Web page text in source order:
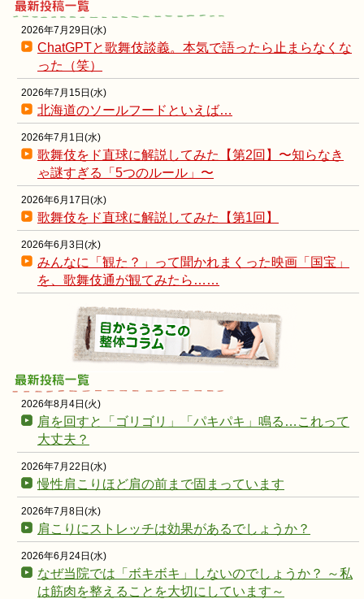
2026年7月29日(水)
ChatGPTと歌舞伎談義。本気で語ったら止まらなくな
った（笑）
2026年7月15日(水)
北海道のソールフードといえば…
2026年7月1日(水)
歌舞伎をド直球に解説してみた【第2回】〜知らなき
ゃ謎すぎる「5つのルール」〜
2026年6月17日(水)
歌舞伎をド直球に解説してみた【第1回】
2026年6月3日(水)
みんなに「観た？」って聞かれまくった映画「国宝」
を、歌舞伎通が観てみたら……
2026年8月4日(火)
肩を回すと「ゴリゴリ」「パキパキ」鳴る…これって
大丈夫？
2026年7月22日(水)
慢性肩こりほど肩の前まで固まっています
2026年7月8日(水)
肩こりにストレッチは効果があるでしょうか？
2026年6月24日(水)
なぜ当院では「ボキボキ」しないのでしょうか？ ～私
は筋肉を整えることを大切にしています～